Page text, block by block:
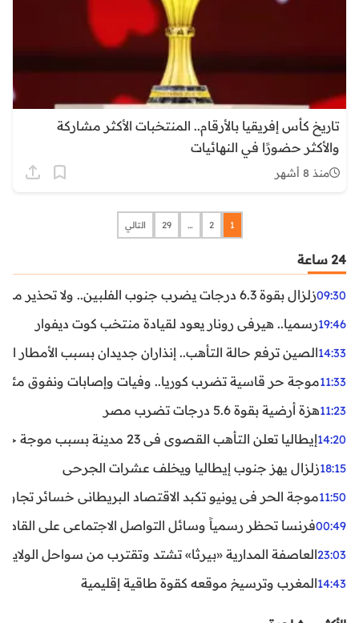
تاريخ كأس إفريقيا بالأرقام.. المنتخبات الأكثر مشاركة
والأكثر حضورًا في النهائيات
منذ 8 أشهر
1
2
…
29 التالي
24 ساعة
09:30زلزال بقوة 6.3 درجات يضرب جنوب الفلبين.. ولا تحذير من تسونامي حتى الآن
19:46رسميا.. هيرفي رونار يعود لقيادة منتخب كوت ديفوار
14:33الصين ترفع حالة التأهب.. إنذاران جديدان بسبب الأمطار
11:33موجة حر قاسية تضرب كوريا.. وفيات وإصابات ونفوق مئات
11:23هزة أرضية بقوة 5.6 درجات تضرب مصر
14:20إيطاليا تعلن التأهب القصوى في 23 مدينة بسبب موجة حر شديدة
18:15زلزال يهز جنوب إيطاليا ويخلف عشرات الجرحى
11:50موجة الحر في يونيو تكبد الاقتصاد البريطاني خسائر تجاوزت 1.5 مليار
00:49فرنسا تحظر رسمياً وسائل التواصل الاجتماعي على القاصرين
23:03العاصفة المدارية «بيرثا» تشتد وتقترب من سواحل
14:43المغرب وترسيخ موقعه كقوة طاقية إقليمية